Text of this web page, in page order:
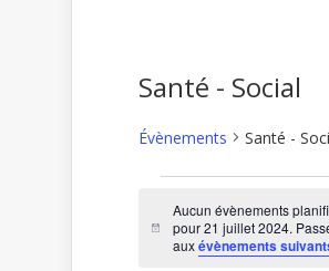
Santé - Social
Évènements Santé -
Évènements
for
Notice
Aucun évènements
pour 21 juillet 2024.
auxévènements